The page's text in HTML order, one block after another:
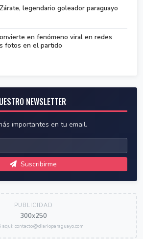
legendario goleador paraguayo
en fenómeno viral en redes
fotos en el partido
NEWSLETTER
importantes en tu email.
Suscribirme
PUBLICIDAD
300x250
aquí: contacto@diarioparaguayo.com